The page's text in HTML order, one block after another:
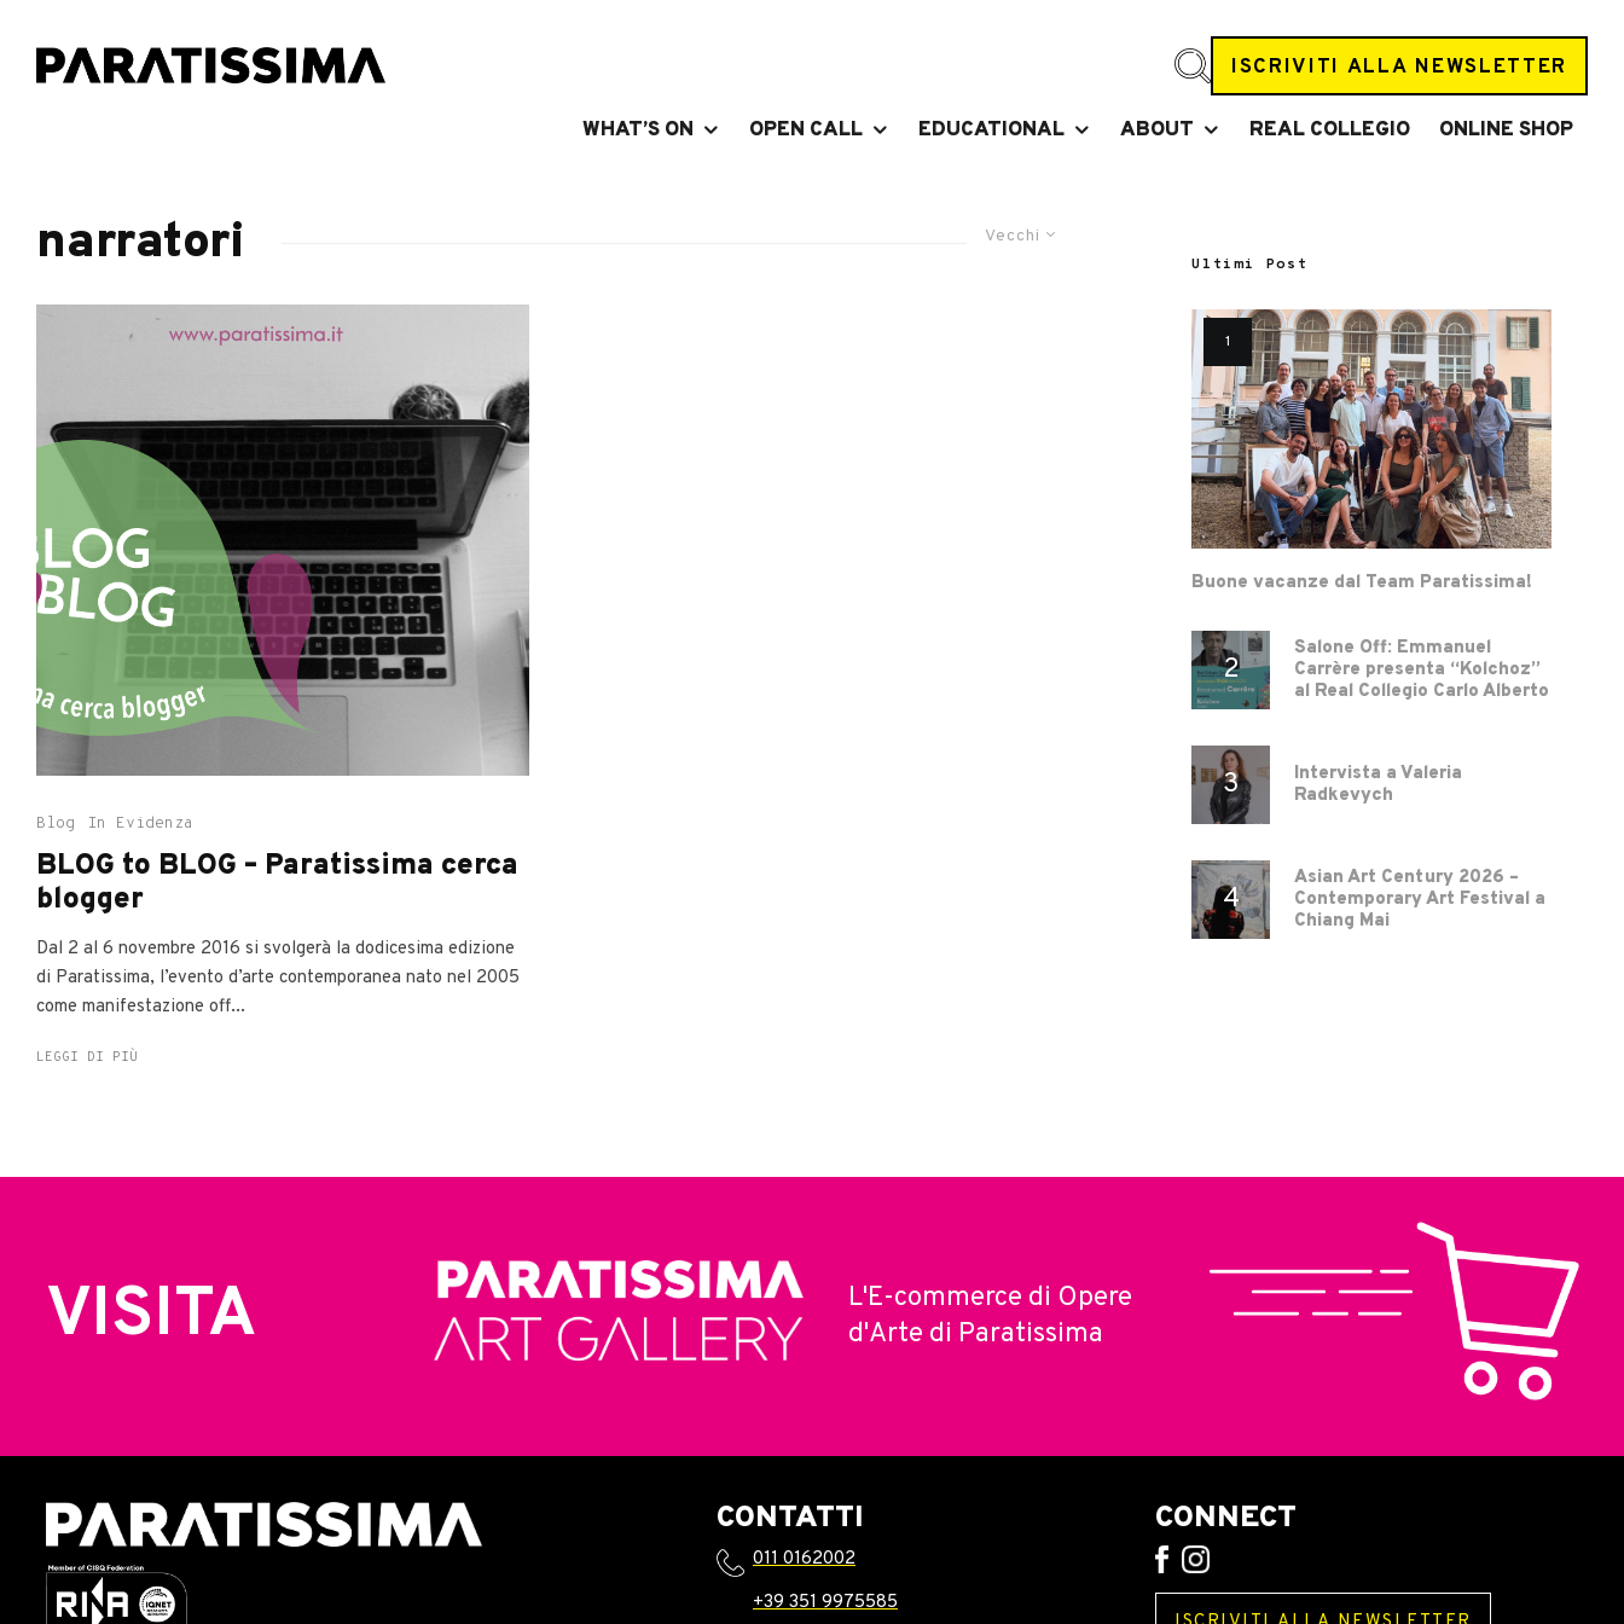
ISCRIVITI ALLA NEWSLETTER
WHAT’S ON OPEN CALL EDUCATIONAL ABOUT REAL COLLEGIO ONLINE SHOP
Vecchi
narratori
Blog In Evidenza
BLOG to BLOG – Paratissima cerca
blogger
Dal 2 al 6 novembre 2016 si svolgerà la dodicesima edizione
di Paratissima, l’evento d’arte contemporanea nato nel 2005
come manifestazione off...
LEGGI DI PIÙ
Ultimi Post
Buone vacanze dal Team Paratissima!
Salone Off: Emmanuel
Carrère presenta “Kolchoz”
al Real Collegio Carlo Alberto
Intervista a Valeria
Radkevych
Asian Art Century 2026 –
Contemporary Art Festival a
Chiang Mai
VISITA
L'E-commerce di Opere
d'Arte di Paratissima
CONTATTI
011 0162002
+39 351 9975585
CONNECT